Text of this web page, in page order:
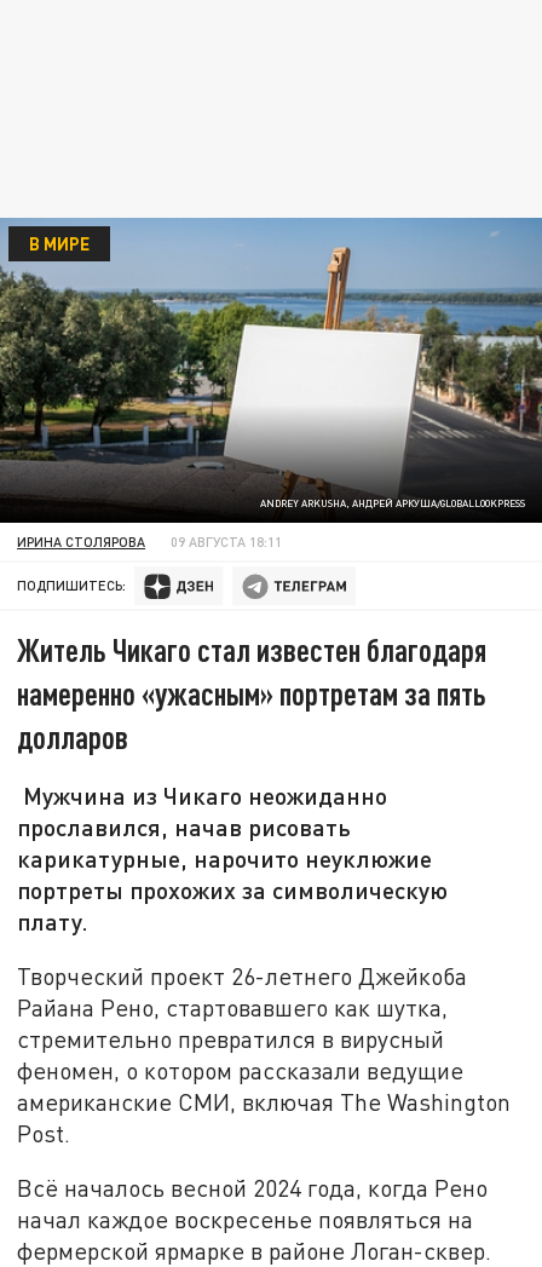
ANDREY ARKUSHA, АНДРЕЙ АРКУША/GLOBALLOOKPRESS
В МИРЕ
ИРИНА СТОЛЯРОВА 09 АВГУСТА 18:11
ПОДПИШИТЕСЬ:
Житель Чикаго стал известен благодаря
намеренно «ужасным» портретам за пять
долларов
Мужчина из Чикаго неожиданно
прославился, начав рисовать
карикатурные, нарочито неуклюжие
портреты прохожих за символическую
плату.
Творческий проект 26-летнего Джейкоба
Райана Рено, стартовавшего как шутка,
стремительно превратился в вирусный
феномен, о котором рассказали ведущие
американские СМИ, включая The Washington
Post.
Всё началось весной 2024 года, когда Рено
начал каждое воскресенье появляться на
фермерской ярмарке в районе Логан-сквер.